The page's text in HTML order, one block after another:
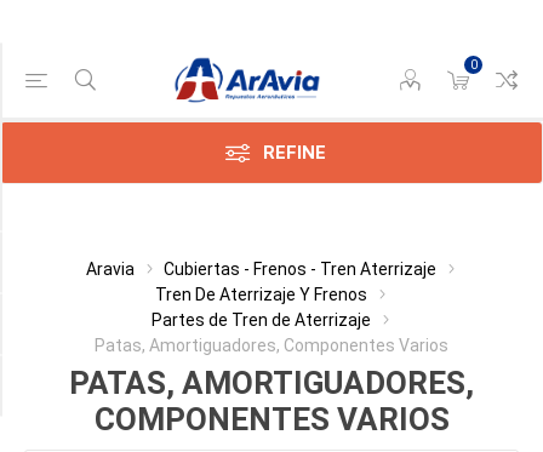
0
REFINE
Aravia
Cubiertas - Frenos - Tren Aterrizaje
Tren De Aterrizaje Y Frenos
Partes de Tren de Aterrizaje
Patas, Amortiguadores, Componentes Varios
PATAS, AMORTIGUADORES,
COMPONENTES VARIOS
Gama de precios
Min:$
Categoría
Disponible